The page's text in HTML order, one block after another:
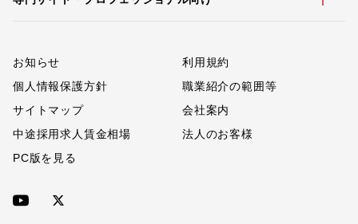
お知らせ
利用規約
個人情報保護方針
職業紹介の範囲等
サイトマップ
会社案内
中途採用求人賃金相場
法人のお客様
PC版を見る